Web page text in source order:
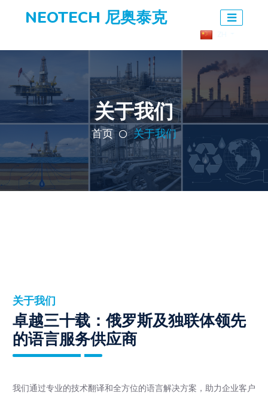
NEOTECH 尼奥泰克
关于我们
首页 关于我们
关于我们
卓越三十载：俄罗斯及独联体领先
的语言服务供应商
我们通过专业的技术翻译和全方位的语言解决方案，助力企业客户